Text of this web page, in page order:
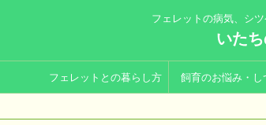
フェレットの病気、シ
いた
フェレットとの暮らし方 飼育のお悩み・し